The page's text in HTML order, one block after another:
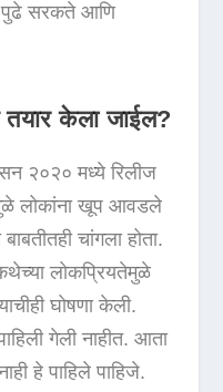
पुढे सरकते आणि
तयार केला जाईल?
२०२० मध्ये रिलीज
लोकांना खूप आवडले
चांगला होता.
लोकप्रियतेमुळे
घोषणा केली.
गेली नाहीत. आता
हे पाहिले पाहिजे.